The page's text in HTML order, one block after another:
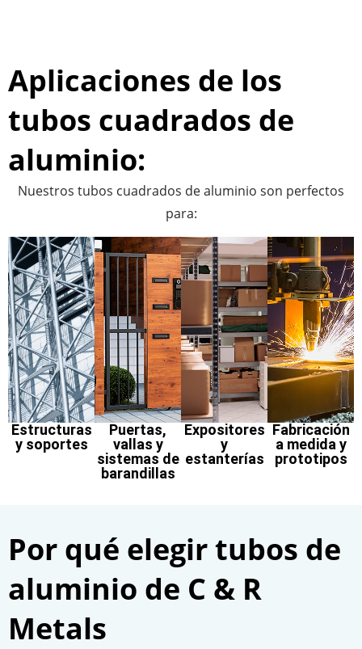
Aplicaciones de los
tubos cuadrados de
aluminio:
Nuestros tubos cuadrados de aluminio son perfectos
para:
Estructuras
y soportes
Puertas,
vallas y
sistemas de
barandillas
Expositores
y
estanterías
Fabricación
a medida y
prototipos
Por qué elegir tubos de
aluminio de C & R
Metals